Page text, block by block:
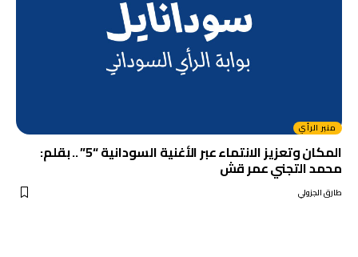
منبر الرأي
المكان وتعزيز الانتماء عبر الأغنية السودانية “5” .. بقلم:
محمد التجني عمر قش
طارق الجزولي